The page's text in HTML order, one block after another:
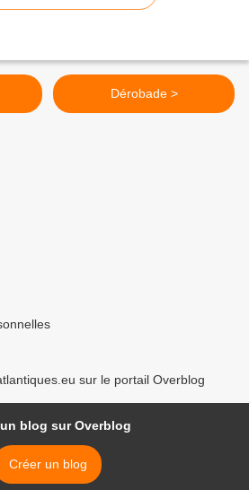
Dérobade >
sur le portail Overblog
blog sur Overblog
Créer un blog